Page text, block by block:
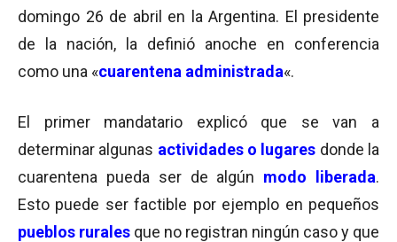
domingo 26 de abril en la Argentina. El presidente
de la nación, la definió anoche en conferencia
como una «cuarentena administrada«.
El primer mandatario explicó que se van a
determinar algunas actividades o lugares donde la
cuarentena pueda ser de algún modo liberada.
Esto puede ser factible por ejemplo en pequeños
pueblos rurales que no registran ningún caso y que